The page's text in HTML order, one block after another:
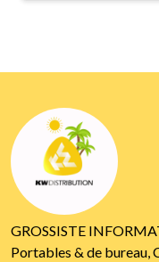
GROSSISTE
Portables & de bureau,